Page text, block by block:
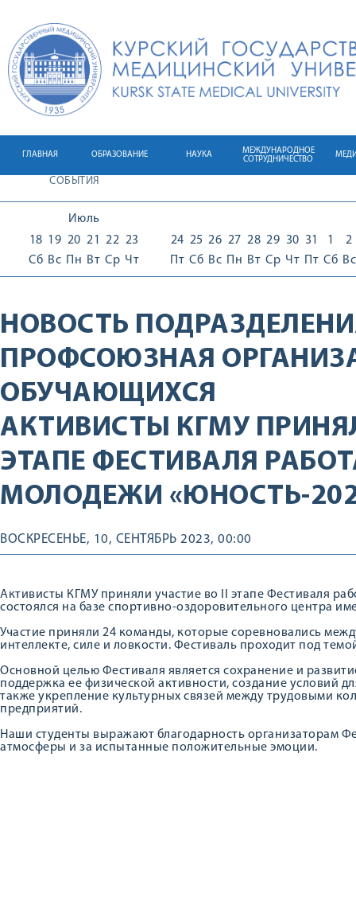
ГЛАВНАЯ ОБРАЗОВАНИЕ НАУКА
МЕЖДУНАРОДНОЕ
СОТРУДНИЧЕСТВО
СОБЫТИЯ
Июль
18
Сб
19
Вс
20
Пн
21
Вт
22
Ср
23
Чт
24
Пт
25
Сб
26
Вс
27
Пн
28
Вт
29
Ср
30
Чт
31
Пт
1
Сб
2
Вс
НОВОСТЬ
ПРОФСОЮЗНАЯ
ОБУЧАЮЩИХСЯ
АКТИВИСТЫ КГМУ
ЭТАПЕ ФЕСТИВАЛЯ
МОЛОДЕЖИ «ЮНОСТЬ-
ВОСКРЕСЕНЬЕ, 10, СЕНТЯБРЬ 2023, 00:00
Активисты КГМУ приняли участие во II этапе Фестиваля
состоялся на базе спортивно-оздоровительного центра
Участие приняли 24 команды, которые соревновались
интеллекте, силе и ловкости. Фестиваль проходит под
Основной целью Фестиваля является сохранение и
поддержка ее физической активности, создание условий
также укрепление культурных связей между трудовыми
предприятий.
Наши студенты выражают благодарность организаторам
атмосферы и за испытанные положительные эмоции.